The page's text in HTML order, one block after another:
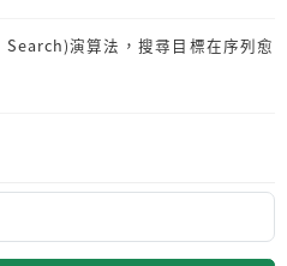
演算法，搜尋目標在序列愈